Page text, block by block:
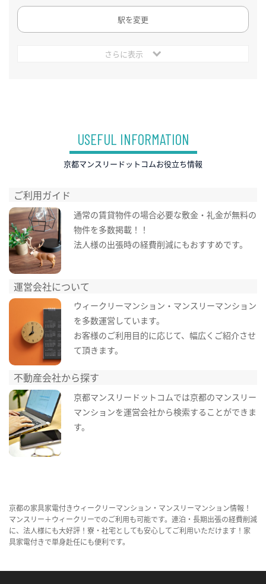
駅を変更
さらに表示
USEFUL INFORMATION
京都マンスリードットコムお役立ち情報
ご利用ガイド
通常の賃貸物件の場合必要な敷金・礼金が無料の
物件を多数掲載！！
法人様の出張時の経費削減にもおすすめです。
運営会社について
ウィークリーマンション・マンスリーマンション
を多数運営しています。
お客様のご利用目的に応じて、幅広くご紹介させ
て頂きます。
不動産会社から探す
京都マンスリードットコムでは京都のマンスリー
マンションを運営会社から検索することができま
す。
京都の家具家電付きウィークリーマンション・マンスリーマンション情報！
マンスリー＋ウィークリーでのご利用も可能です。連泊・長期出張の経費削減
に、法人様にも大好評！寮・社宅としても安心してご利用いただけます！家
具家電付きで単身赴任にも便利です。